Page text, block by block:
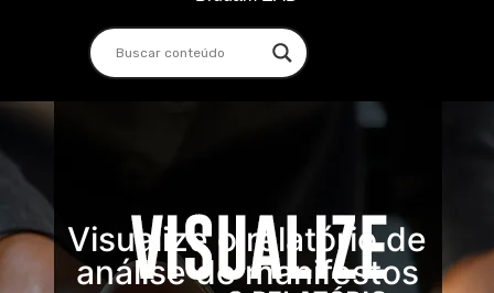
Visualize o relatório de
análise de manifestos